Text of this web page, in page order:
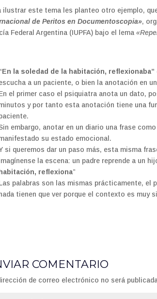
ilustrar este tema les planteo otro ejemplo,
de Peritos en Documentoscopia»,
Federal Argentina (IUPFA) bajo el lema
la soledad de la habitación, reflexionaba”
a un paciente, o bien la anotación en
el primer caso el psiquiatra anota un dato,
y por tanto esta anotación tiene una
embargo, anotar en un diario una frase
su estado emocional.
si queremos dar un paso más, esta misma
la escena: un padre reprende a un
habitación, reflexiona”
palabras son las mismas prácticamente, el
tienen que ver porque el contexto es muy
COMENTARIO
de correo electrónico no será